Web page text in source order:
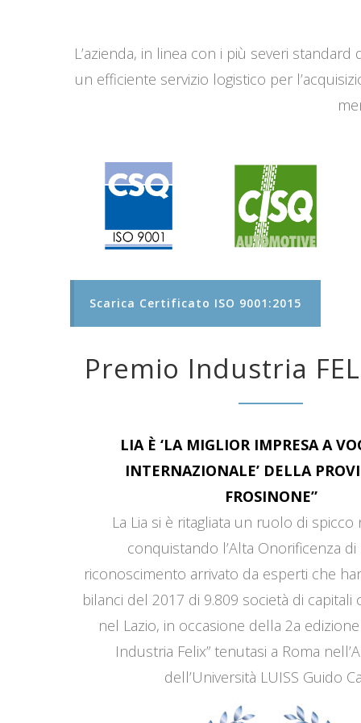
L’azienda, in linea con i più severi
un efficiente servizio logistico per
Scarica Certificato ISO 9001:2015
Premio Industria
LIA È ‘LA MIGLIOR IMPRESA A
INTERNAZIONALE’ DELLA
FROSINONE”
La Lia si è ritagliata un ruolo di
conquistando l’Alta Onorificenza di
riconoscimento arrivato da esperti che
bilanci del 2017 di 9.809 società di capitali
nel Lazio, in occasione della 2a
Industria Felix” tenutasi a Roma
dell’Università LUISS Guido